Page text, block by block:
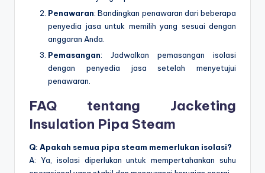
Penawaran: Bandingkan penawaran dari beberapa
penyedia jasa untuk memilih yang sesuai dengan
anggaran Anda.
Pemasangan: Jadwalkan pemasangan isolasi
dengan penyedia jasa setelah menyetujui
penawaran.
FAQ tentang Jacketing
Insulation Pipa Steam
Q: Apakah semua pipa steam memerlukan isolasi?
A: Ya, isolasi diperlukan untuk mempertahankan suhu